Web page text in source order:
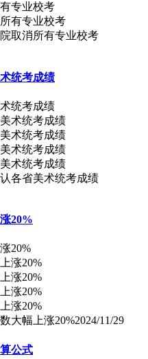
专业校考
取消所有专业校考
统考成绩
统考成绩
各省美术统考成绩
20%
20%
大幅上涨20%2024/11/29
公式